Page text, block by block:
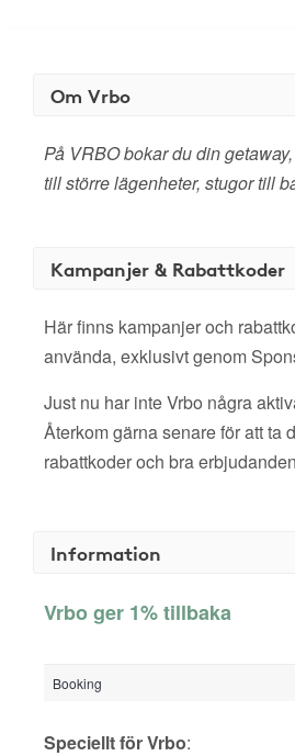
Om Vrbo
På VRBO bokar du din
till större lägenheter, stugor till
Kampanjer & Rabattkoder
Här finns kampanjer och
använda, exklusivt genom
Just nu har inte Vrbo några
Återkom gärna senare för att ta
rabattkoder och bra
Information
Vrbo ger 1% tillbaka
Booking
Speciellt för Vrbo: